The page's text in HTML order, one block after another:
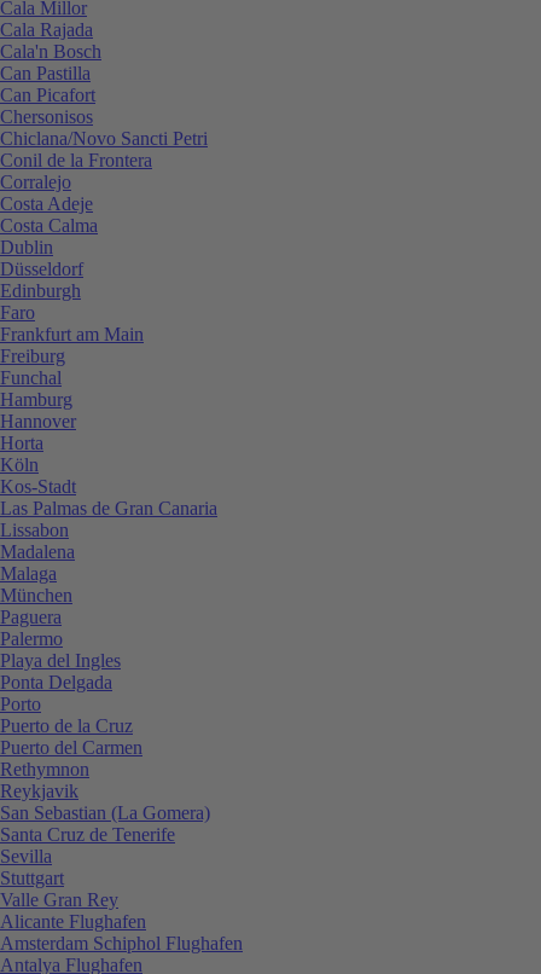
Cala Millor
Cala Rajada
Cala'n Bosch
Can Pastilla
Can Picafort
Chersonisos
Chiclana/Novo Sancti Petri
Conil de la Frontera
Corralejo
Costa Adeje
Costa Calma
Dublin
Düsseldorf
Edinburgh
Faro
Frankfurt am Main
Freiburg
Funchal
Hamburg
Hannover
Horta
Köln
Kos-Stadt
Las Palmas de Gran Canaria
Lissabon
Madalena
Malaga
München
Paguera
Palermo
Playa del Ingles
Ponta Delgada
Porto
Puerto de la Cruz
Puerto del Carmen
Rethymnon
Reykjavik
San Sebastian (La Gomera)
Santa Cruz de Tenerife
Sevilla
Stuttgart
Valle Gran Rey
Alicante Flughafen
Amsterdam Schiphol Flughafen
Antalya Flughafen